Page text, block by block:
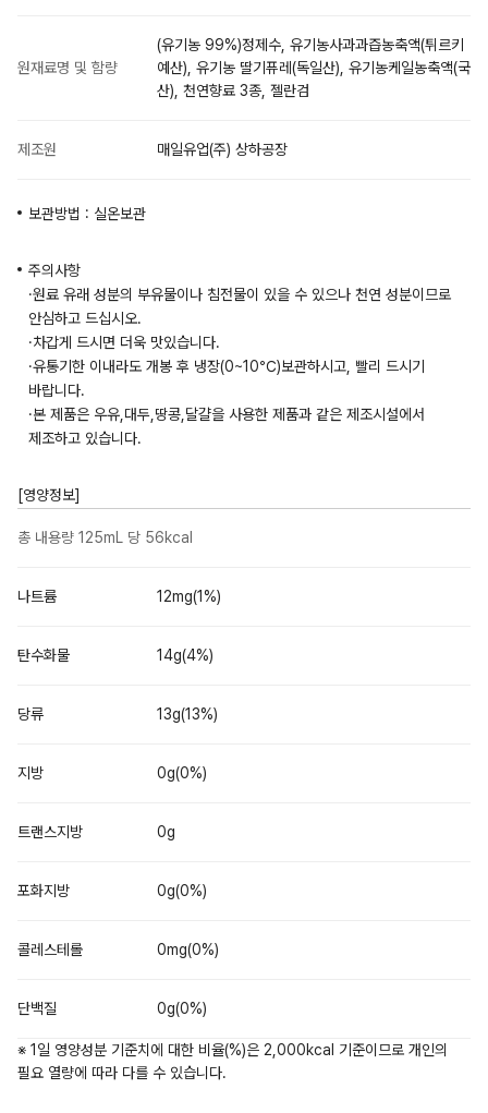
원재료명 및 함량
(유기농 99%)정제수, 유기농사과과즙농축액(튀르키
예산), 유기농 딸기퓨레(독일산), 유기농케일농축액(국
산), 천연향료 3종, 젤란검
제조원 매일유업(주) 상하공장
보관방법 : 실온보관
주의사항
·원료 유래 성분의 부유물이나 침전물이 있을 수 있으나 천연 성분이므로
안심하고 드십시오.
·차갑게 드시면 더욱 맛있습니다.
·유통기한 이내라도 개봉 후 냉장(0~10℃)보관하시고, 빨리 드시기
바랍니다.
·본 제품은 우유,대두,땅콩,달걀을 사용한 제품과 같은 제조시설에서
제조하고 있습니다.
[영양정보]
총 내용량 125mL 당 56kcal
나트륨 12mg(1%)
탄수화물 14g(4%)
당류 13g(13%)
지방 0g(0%)
트랜스지방 0g
포화지방 0g(0%)
콜레스테롤 0mg(0%)
단백질 0g(0%)
※ 1일 영양성분 기준치에 대한 비율(%)은 2,000kcal 기준이므로 개인의
필요 열량에 따라 다를 수 있습니다.